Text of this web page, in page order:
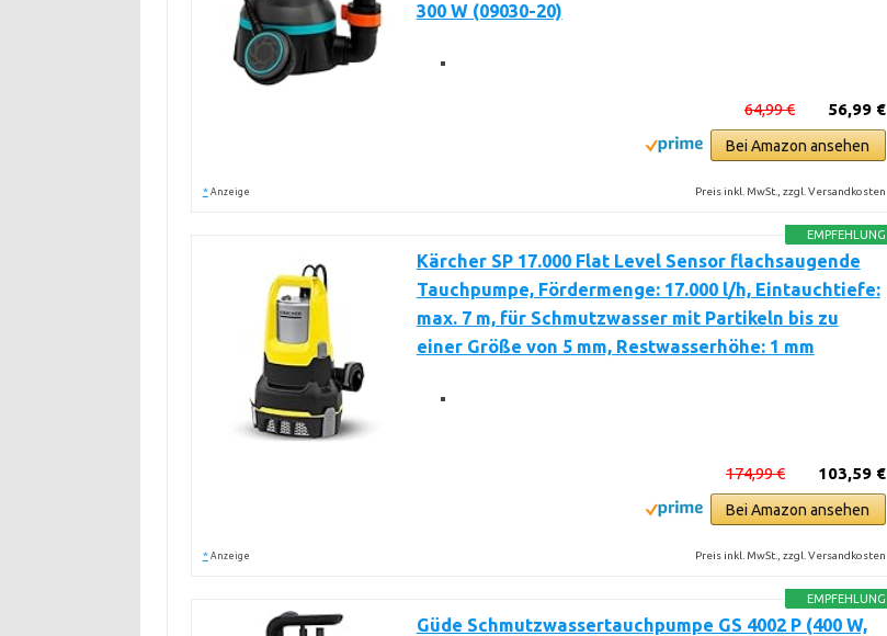
300 W (09030-20)
56,99 €
64,99 €
Bei Amazon ansehen
* Anzeige Preis inkl. MwSt., zzgl. Versandkosten
EMPFEHLUNG
Kärcher SP 17.000 Flat Level Sensor flachsaugende
Tauchpumpe, Fördermenge: 17.000 l/h, Eintauchtiefe:
max. 7 m, für Schmutzwasser mit Partikeln bis zu
einer Größe von 5 mm, Restwasserhöhe: 1 mm
103,59 €
174,99 €
Bei Amazon ansehen
* Anzeige Preis inkl. MwSt., zzgl. Versandkosten
EMPFEHLUNG
Güde Schmutzwassertauchpumpe GS 4002 P (400 W,